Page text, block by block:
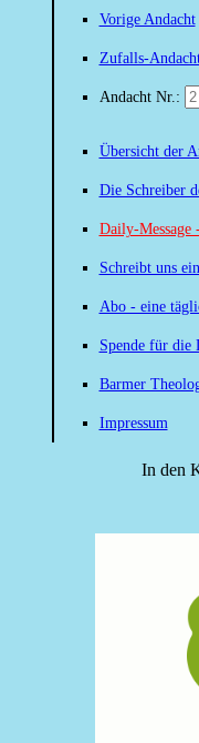
Vorige Andacht
Zufalls-
Andacht Nr.:
Übersicht der
Die Schreiber
Daily-Message
Schreibt uns
Abo - eine
Spende für die
Barmer
Impressum
In den